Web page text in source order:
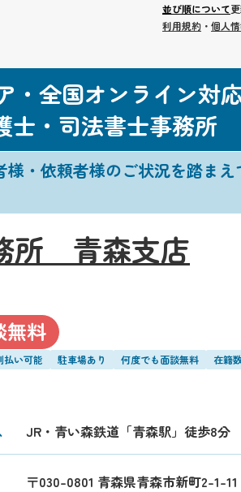
並び順について
利用規約 ・ 個人
・全国オンライン対
士・司法書士事務所
・依頼者様のご状況を踏ま
所 青森支店
無料
払い可能 駐車場あり 何度でも面談無料 在籍
JR・青い森鉄道「青森駅」徒歩8分
〒030-0801 青森県青森市新町2-1-